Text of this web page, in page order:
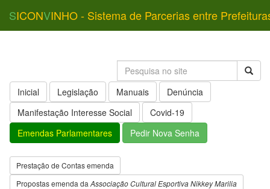
SICONVINHO - Sistema de Parcerias entre
Inicial Legislação Manuais
Denúncia
Manifestação Interesse Social
Covid-19
Emendas Parlamentares
Pedir Nova Senha
Prestação de Contas emenda
Propostas emenda da Associação Cultural Esportiva Nikkey Marilia